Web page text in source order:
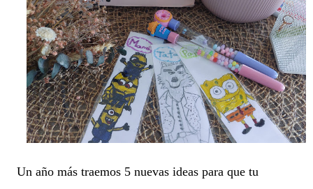
Un año más traemos 5 nuevas ideas para que tu